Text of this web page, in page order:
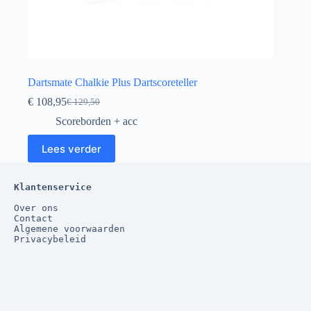
Dartsmate Chalkie Plus Dartscoreteller
€129,50
Oorspronkelijke
prijs
was:
€ 129,50.
€ 108,95Huidige
prijs
is:
€ 108,95.
Scoreborden + acc
Lees verder
Klantenservice
Over ons
Contact
Algemene voorwaarden
Privacybeleid